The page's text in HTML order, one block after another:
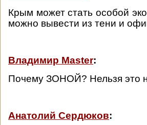
Крым может стать особой
можно вывести из тени и
Владимир Master:
Почему ЗОНОЙ? Нельзя это
Анатолий Сердюков: